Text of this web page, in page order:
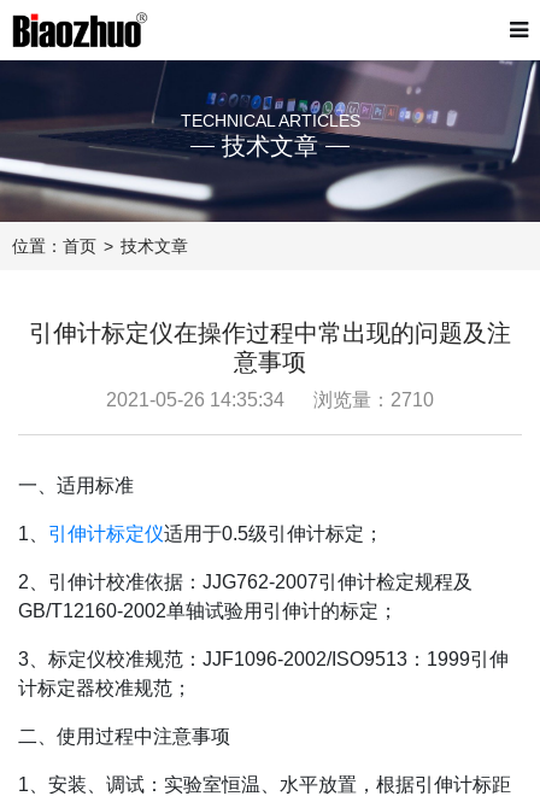
TECHNICAL ARTICLES
技术文章
位置： 首页 技术文章
引伸计标定仪在操作过程中常出现的问题及注
意事项
2021-05-26 14:35:34 浏览量：2710
一、适用标准
1、 引伸计标定仪适用于0.5级引伸计标定；
2、引伸计校准依据：JJG762-2007引伸计检定规程及
GB/T12160-2002单轴试验用引伸计的标定；
3、标定仪校准规范：JJF1096-2002/ISO9513：1999引伸
计标定器校准规范；
二、使用过程中注意事项
1、安装、调试：实验室恒温、水平放置，根据引伸计标距